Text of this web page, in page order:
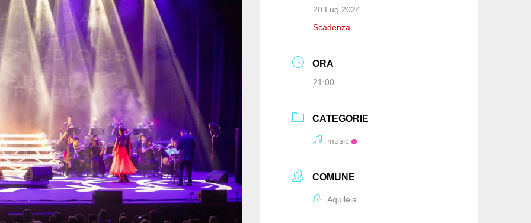
20 Lug 2024
Scadenza
ORA
21:00
CATEGORIE
music
COMUNE
Aquileia